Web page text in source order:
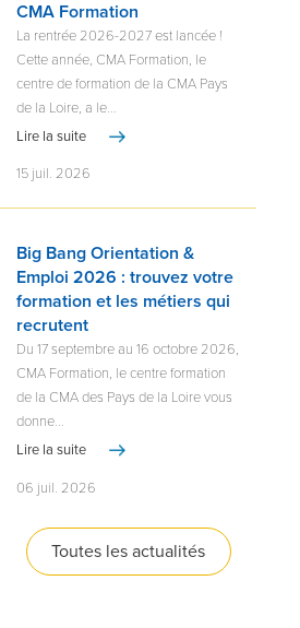
CMA Formation
La rentrée 2026-2027 est lancée !
Cette année, CMA Formation, le
centre de formation de la CMA Pays
de la Loire, a le...
Lire la suite
15 juil. 2026
Big Bang Orientation &
Emploi 2026 : trouvez votre
formation et les métiers qui
recrutent
Du 17 septembre au 16 octobre 2026,
CMA Formation, le centre formation
de la CMA des Pays de la Loire vous
donne...
Lire la suite
06 juil. 2026
Toutes les actualités